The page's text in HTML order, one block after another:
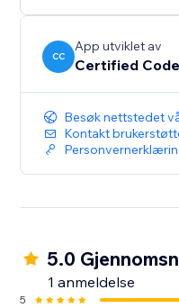
CC
App utviklet av
Certified Code
Besøk nettstedet
Kontakt
5.0
1 anmeldelse
5